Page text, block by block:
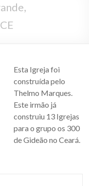
Esta Igreja foi
construída pelo
Thelmo Marques.
Este irmão já
construiu 13 Igrejas
para o grupo os 300
de Gideão no Ceará.